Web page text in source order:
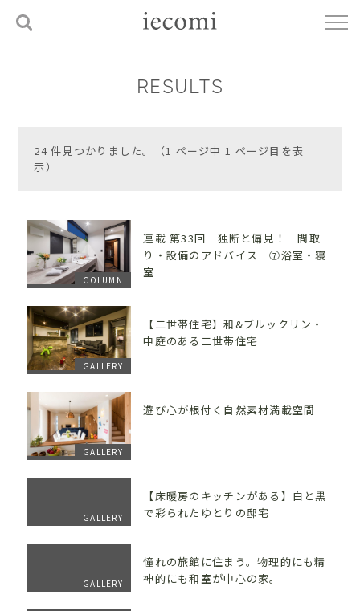
RESULTS
24 件見つかりました。（1 ページ中 1 ページ目を表
示）
COLUMN
連載 第33回 独断と偏見！ 間取
り・設備のアドバイス ⑦浴室・寝
室
GALLERY
【二世帯住宅】和&ブルックリン・
中庭のある二世帯住宅
GALLERY
遊び心が根付く自然素材満載空間
GALLERY
【床暖房のキッチンがある】白と黒
で彩られたゆとりの邸宅
GALLERY
憧れの旅館に住まう。物理的にも精
神的にも和室が中心の家。